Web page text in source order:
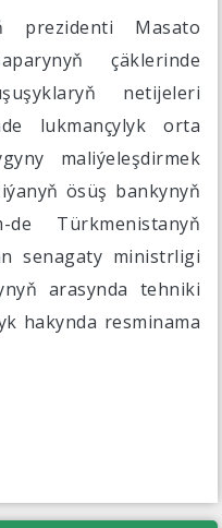
prezidenti Masato
çäklerinde
netijeleri
lukmançylyk orta
maliýeleşdirmek
ösüş bankynyň
de Türkmenistanyň
senagaty ministrligi
arasynda tehniki
hakynda resminama